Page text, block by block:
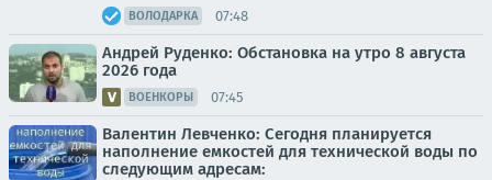
ВОЛОДАРКА 07:48
Андрей Руденко: Обстановка на утро 8 августа
2026 года
ВОЕНКОРЫ 07:45
Валентин Левченко: Сегодня планируется
наполнение емкостей для технической воды по
следующим адресам: